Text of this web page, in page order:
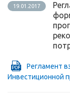
19.01.2017
Регламент
Инвестиционной